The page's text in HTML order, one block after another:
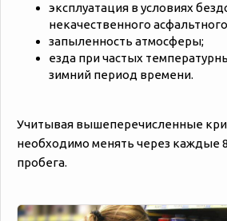
эксплуатация в условиях
некачественного
запыленность атмосферы;
езда при частых
зимний период времени.
Учитывая вышеперечисленные
необходимо менять через каждые
пробега.